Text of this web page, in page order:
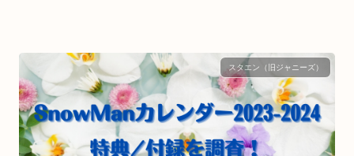
スタエン（旧ジャニーズ）